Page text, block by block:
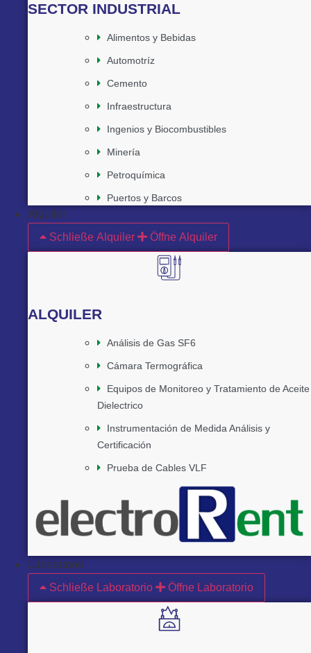
SECTOR INDUSTRIAL
Alimentos y Bebidas
Automotríz
Cemento
Infraestructura
Ingenios y Biocombustibles
Minería
Petroquímica
Puertos y Barcos
Alquiler
Schließe Alquiler
Öffne Alquiler
ALQUILER
Análisis de Gas SF6
Cámara Termográfica
Equipos de Monitoreo y Tratamiento de Aceite
Dielectrico
Instrumentación de Medida Análisis y
Certificación
Prueba de Cables VLF
Laboratorio
Schließe Laboratorio
Öffne Laboratorio